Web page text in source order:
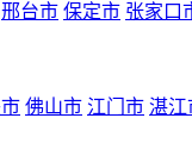
邢台市 保定市 张家口
佛山市 江门市 湛江